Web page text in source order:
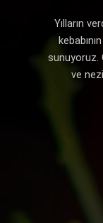
Yılların
sunuyoruz.
ve